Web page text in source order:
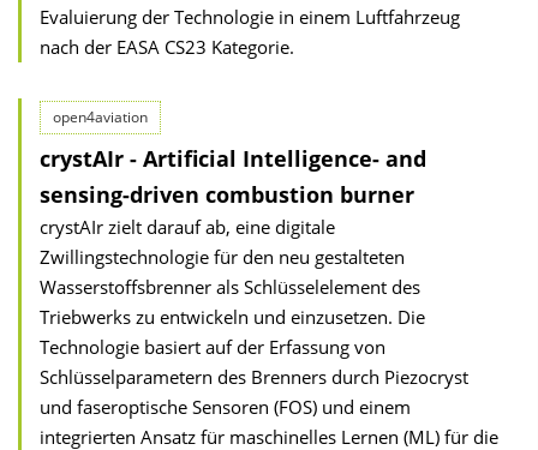
Evaluierung der Technologie in einem Luftfahrzeug
nach der EASA CS23 Kategorie.
open4aviation
crystAIr - Artificial Intelligence- and
sensing-driven combustion burner
crystAIr zielt darauf ab, eine digitale
Zwillingstechnologie für den neu gestalteten
Wasserstoffsbrenner als Schlüsselelement des
Triebwerks zu entwickeln und einzusetzen. Die
Technologie basiert auf der Erfassung von
Schlüsselparametern des Brenners durch Piezocryst
und faseroptische Sensoren (FOS) und einem
integrierten Ansatz für maschinelles Lernen (ML) für die